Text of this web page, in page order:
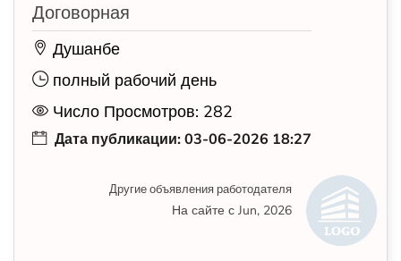
Договорная
Душанбе
полный рабочий день
Число Просмотров: 282
Дата публикации: 03-06-2026 18:27
Другие объявления работодателя
На сайте с Jun, 2026